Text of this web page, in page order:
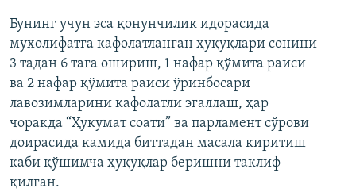
Бунинг учун эса қонунчилик идорасида
мухолифатга кафолатланган ҳуқуқлари сонини
3 тадан 6 тага ошириш, 1 нафар қўмита раиси
ва 2 нафар қўмита раиси ўринбосари
лавозимларини кафолатли эгаллаш, ҳар
чоракда “Ҳукумат соати” ва парламент сўрови
доирасида камида биттадан масала киритиш
каби қўшимча ҳуқуқлар беришни таклиф
қилган.